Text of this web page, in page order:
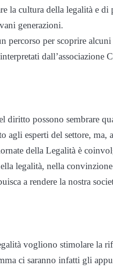
la cultura della legalità e di
generazioni.
percorso per scoprire
dall’associazione
diritto possono sembrare
agli esperti del settore, ma,
della Legalità è
legalità, nella
a rendere la nostra
vogliono stimolare la
ci saranno infatti gli